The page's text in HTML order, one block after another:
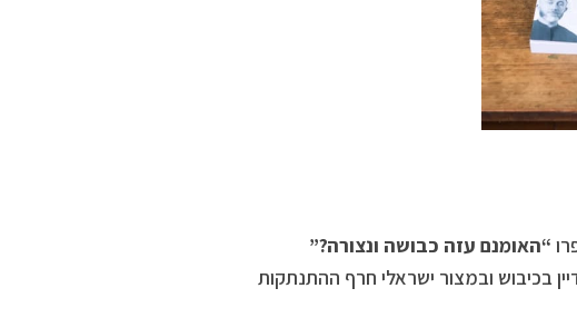
“האומנם עזה כבושה ונצורה?”
בכיבוש ובמצור ישראלי חרף ההתנתקות